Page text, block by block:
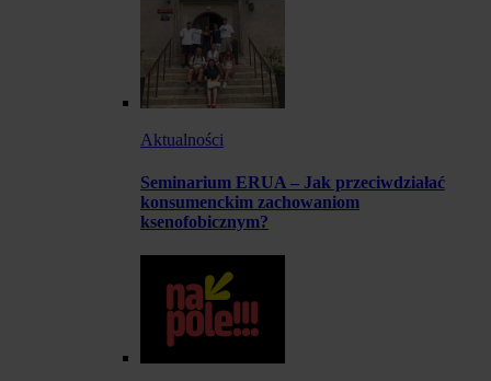
Aktualności
Seminarium ERUA – Jak przeciwdziałać
konsumenckim zachowaniom
ksenofobicznym?